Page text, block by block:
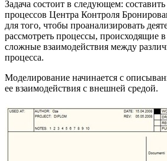
Задача состоит в следующем:
процессов Центра Контроля
для того, чтобы проанализировать
рассмотреть процессы, происходящие
сложные взаимодействия между
процесса.
Моделирование начинается с
ее взаимодействия с внешней средой.